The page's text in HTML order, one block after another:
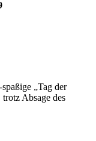
„Tag der
Absage des